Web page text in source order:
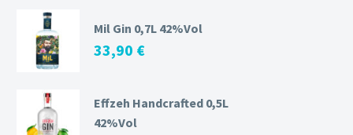
Mil Gin 0,7L 42%Vol
33,90 €
Effzeh Handcrafted 0,5L
42%Vol